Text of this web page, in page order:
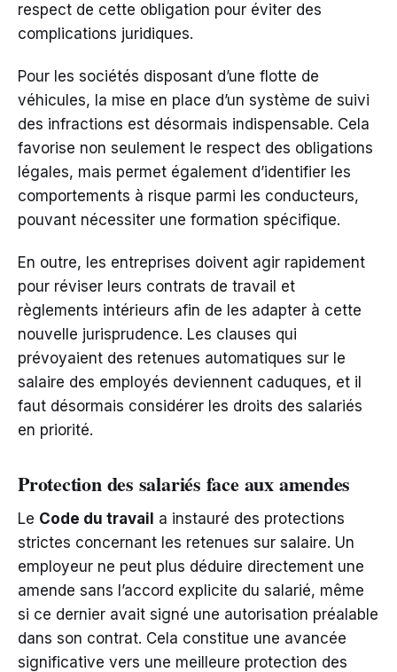
respect de cette obligation pour éviter des
complications juridiques.
Pour les sociétés disposant d’une flotte de
véhicules, la mise en place d’un système de suivi
des infractions est désormais indispensable. Cela
favorise non seulement le respect des obligations
légales, mais permet également d’identifier les
comportements à risque parmi les conducteurs,
pouvant nécessiter une formation spécifique.
En outre, les entreprises doivent agir rapidement
pour réviser leurs contrats de travail et
règlements intérieurs afin de les adapter à cette
nouvelle jurisprudence. Les clauses qui
prévoyaient des retenues automatiques sur le
salaire des employés deviennent caduques, et il
faut désormais considérer les droits des salariés
en priorité.
Protection des salariés face aux amendes
Le Code du travail a instauré des protections
strictes concernant les retenues sur salaire. Un
employeur ne peut plus déduire directement une
amende sans l’accord explicite du salarié, même
si ce dernier avait signé une autorisation préalable
dans son contrat. Cela constitue une avancée
significative vers une meilleure protection des